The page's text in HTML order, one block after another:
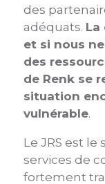
des
adéquats. La
et si nous
des
de Renk se
situation
vulnérable.
Le JRS est
services de
fortement